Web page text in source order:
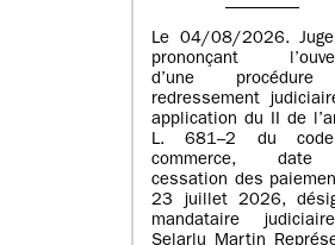
Le 04/08/2026.
prononçant
d’une
redressement
application du II de
L. 681–2 du
commerce,
cessation des
23 juillet 2026,
mandataire